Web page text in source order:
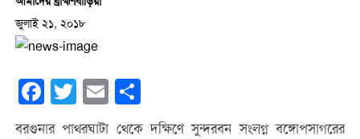
জুলাই ২১, ২০১৮
Facebook
Twitter Email
বরগুনার পাথরঘাটা থেকে দক্ষিণে সুন্দরবন সংলগ্ন বঙ্গোপসাগরের